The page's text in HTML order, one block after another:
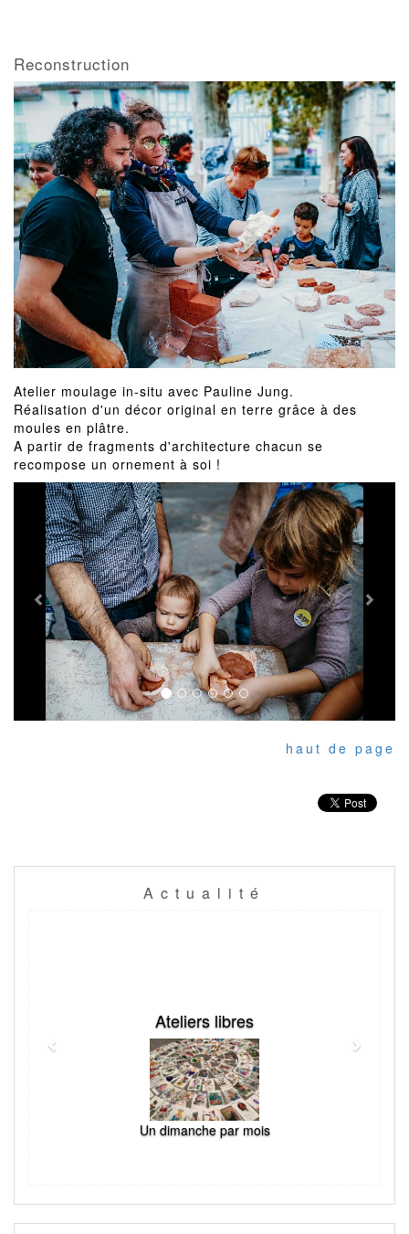
Reconstruction
Atelier moulage in-situ avec Pauline Jung.
Réalisation d'un décor original en terre grâce à des
moules en plâtre.
A partir de fragments d'architecture chacun se
recompose un ornement à soi !
Previous
haut de page
Actualité
Ateliers libres
Un dimanche par mois